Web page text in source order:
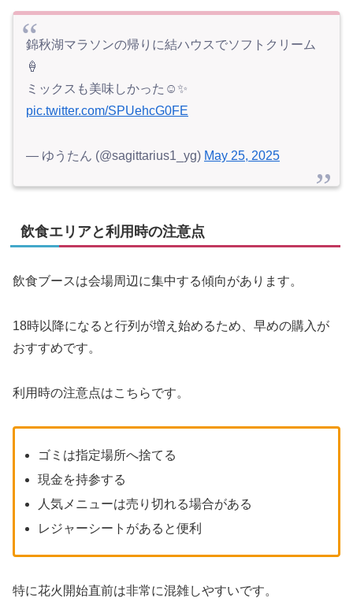
錦秋湖マラソンの帰りに結ハウスでソフトクリーム
🍦
ミックスも美味しかった☺️✨
pic.twitter.com/SPUehcG0FE
— ゆうたん (@sagittarius1_yg) May 25, 2025
飲食エリアと利用時の注意点
飲食ブースは会場周辺に集中する傾向があります。
18時以降になると行列が増え始めるため、早めの購入が
おすすめです。
利用時の注意点はこちらです。
ゴミは指定場所へ捨てる
現金を持参する
人気メニューは売り切れる場合がある
レジャーシートがあると便利
特に花火開始直前は非常に混雑しやすいです。